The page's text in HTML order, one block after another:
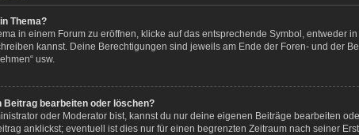
Thema?
in einem Forum zu eröffnen, klicke auf das entsprechende Symbol,
kannst. Deine Berechtigungen sind jeweils am Ende der Foren- und der
usw.
Beitrag bearbeiten oder löschen?
oder Moderator bist, kannst du nur deine eigenen Beiträge bearbeiten
anklickst; eventuell ist dies nur für einen begrenzten Zeitraum nach seiner